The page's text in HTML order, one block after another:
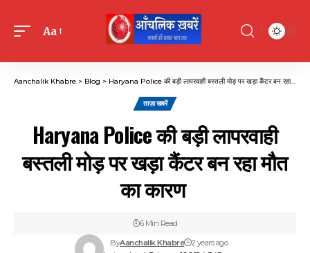
Font
Aa
Aanchalik Khabre > Blog > Haryana Police की बड़ी लापरवाही बस्तली मोड़ पर खड़ा कैंटर बन रहा मौत का कारण
ताज़ा खबरें
Haryana Police की बड़ी लापरवाही
बस्तली मोड़ पर खड़ा कैंटर बन रहा मौत
का कारण
ByAanchalik Khabre 2 years ago
6 Min Read